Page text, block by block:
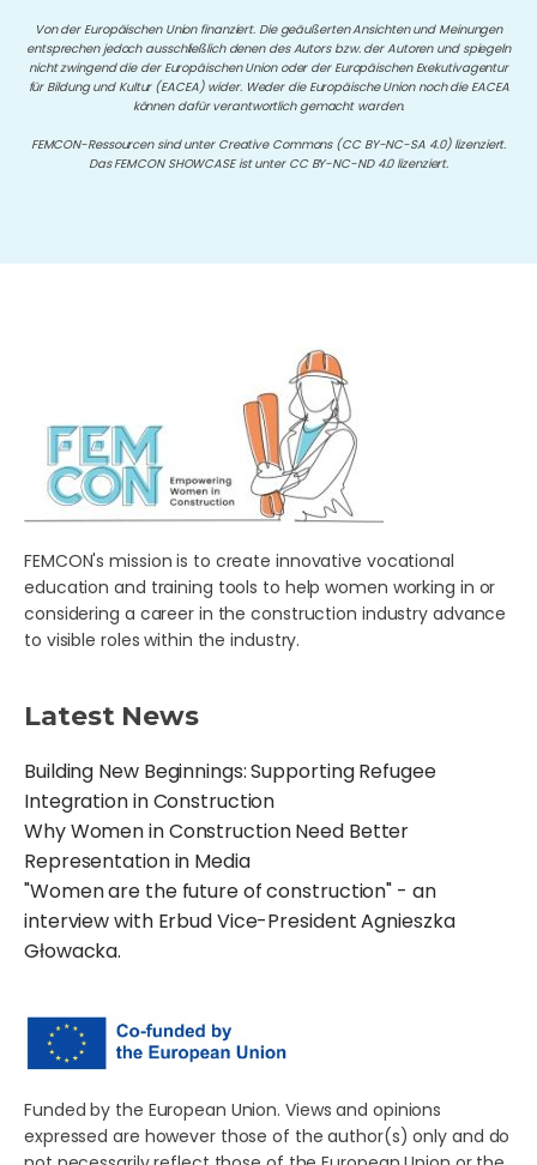
Von der Europäischen Union finanziert. Die geäußerten Ansichten und Meinungen
entsprechen jedoch ausschließlich denen des Autors bzw. der Autoren und spiegeln
nicht zwingend die der Europäischen Union oder der Europäischen Exekutivagentur
für Bildung und Kultur (EACEA) wider. Weder die Europäische Union noch die EACEA
können dafür verantwortlich gemacht warden.
FEMCON-Ressourcen sind unter Creative Commons (CC BY-NC-SA 4.0) lizenziert.
Das FEMCON SHOWCASE ist unter CC BY-NC-ND 4.0 lizenziert.
FEMCON's mission is to create innovative vocational
education and training tools to help women working in or
considering a career in the construction industry advance
to visible roles within the industry.
Latest News
Building New Beginnings: Supporting Refugee
Integration in Construction
Why Women in Construction Need Better
Representation in Media
"Women are the future of construction" - an
interview with Erbud Vice-President Agnieszka
Głowacka.
Funded by the European Union. Views and opinions
expressed are however those of the author(s) only and do